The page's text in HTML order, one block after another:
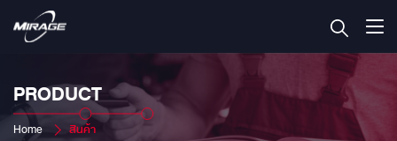
PRODUCT
Home สินค้า